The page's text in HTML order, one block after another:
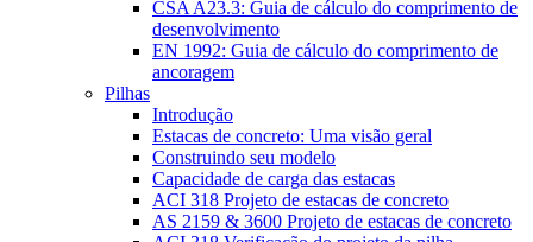
CSA A23.3: Guia de cálculo do comprimento de
desenvolvimento
EN 1992: Guia de cálculo do comprimento de
ancoragem
Pilhas
Introdução
Estacas de concreto: Uma visão geral
Construindo seu modelo
Capacidade de carga das estacas
ACI 318 Projeto de estacas de concreto
AS 2159 & 3600 Projeto de estacas de concreto